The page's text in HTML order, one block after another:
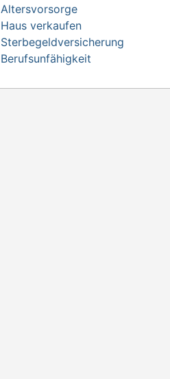
Altersvorsorge
Haus verkaufen
Sterbegeldversicherung
Berufsunfähigkeit